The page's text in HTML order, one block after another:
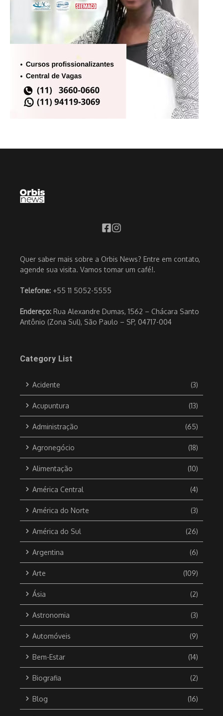
Quer saber mais sobre a Orbis News? Entre em contato,
agende sua visita. Vamos tomar um café!.
Telefone: +55 11 5052-5555
Endereço: Rua Alexandre Dumas, 1562 – Chácara Santo
Antônio (Zona Sul), São Paulo – SP, 04717-004
Category List
Acidente (3)
Acupuntura (13)
Administração (65)
Agronegócio (18)
Alimentação (10)
América Central (4)
América do Norte (3)
América do Sul (26)
Argentina (6)
Arte (109)
Ásia (2)
Astronomia (3)
Automóveis (9)
Bem-Estar (14)
Biografia (2)
Blog (16)